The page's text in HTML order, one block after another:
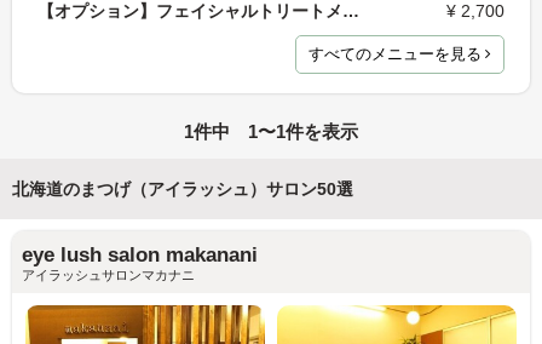
【オプション】フェイシャルトリートメント
¥ 2,700
すべてのメニューを見る
1件中 1〜1件を表示
北海道のまつげ（アイラッシュ）サロン50選
eye lush salon makanani
アイラッシュサロンマカナニ